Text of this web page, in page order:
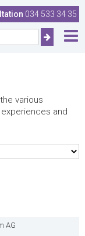
034 533 34 35
various
and
AG